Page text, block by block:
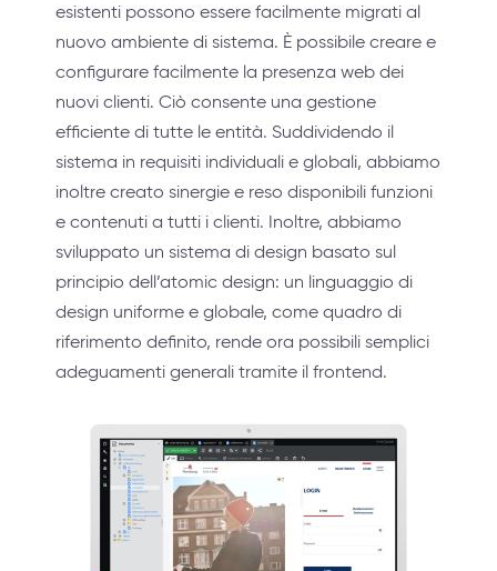
esistenti possono essere facilmente migrati al
nuovo ambiente di sistema. È possibile creare e
configurare facilmente la presenza web dei
nuovi clienti. Ciò consente una gestione
efficiente di tutte le entità. Suddividendo il
sistema in requisiti individuali e globali, abbiamo
inoltre creato sinergie e reso disponibili funzioni
e contenuti a tutti i clienti. Inoltre, abbiamo
sviluppato un sistema di design basato sul
principio dell’atomic design: un linguaggio di
design uniforme e globale, come quadro di
riferimento definito, rende ora possibili semplici
adeguamenti generali tramite il frontend.